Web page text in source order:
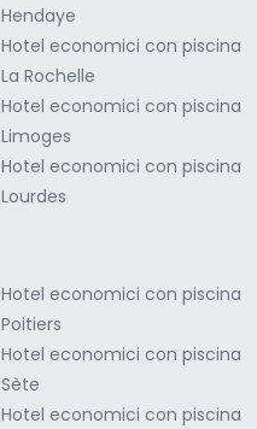
Hendaye
Hotel economici con piscina
La Rochelle
Hotel economici con piscina
Limoges
Hotel economici con piscina
Lourdes
Hotel economici con piscina
Poitiers
Hotel economici con piscina
Sète
Hotel economici con piscina